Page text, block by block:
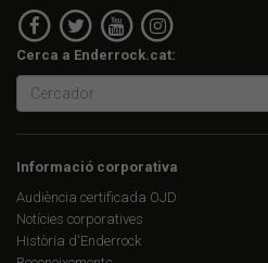
Cerca a Enderrock.cat:
Informació corporativa
Audiència certificada OJD
Notícies corporatives
Història d'Enderrock